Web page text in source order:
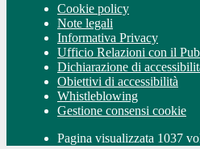
Cookie policy
Note legali
Informativa Privacy
Ufficio Relazioni con il
Dichiarazione di
Obiettivi di accessibilità
Whistleblowing
Gestione consensi cookie
Pagina visualizzata 1037